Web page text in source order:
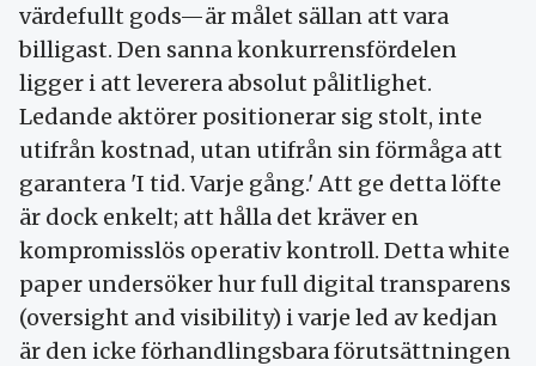
värdefullt gods—är målet sällan att vara
billigast. Den sanna konkurrensfördelen
ligger i att leverera absolut pålitlighet.
Ledande aktörer positionerar sig stolt, inte
utifrån kostnad, utan utifrån sin förmåga att
garantera 'I tid. Varje gång.' Att ge detta löfte
är dock enkelt; att hålla det kräver en
kompromisslös operativ kontroll. Detta white
paper undersöker hur full digital transparens
(oversight and visibility) i varje led av kedjan
är den icke förhandlingsbara förutsättningen